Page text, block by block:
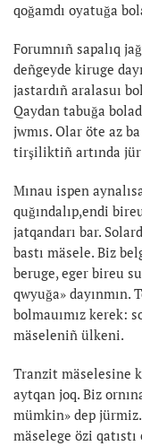
qoğamdı oyatuğa
Forumnıñ sapalıq
deñgeyde kiruge
jastardıñ aralasuı
Qaydan tabuğa
jwmıs. Olar öte az
tirşiliktiñ artında jür
Mınau ispen
quğındalıp,endi
jatqandarı bar.
bastı mäsele. Biz
beruge, eger bireu
qwyuğa» dayınmın.
bolmauımız kerek:
mäseleniñ ülkeni.
Tranzit mäselesine
aytqan joq. Biz
mümkin» dep jürmiz.
mäselege özi